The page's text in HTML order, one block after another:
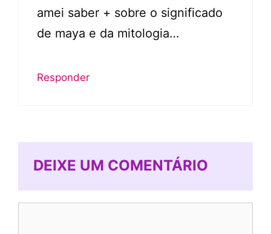
amei saber + sobre o significado
de maya e da mitologia…
Responder
DEIXE UM COMENTÁRIO